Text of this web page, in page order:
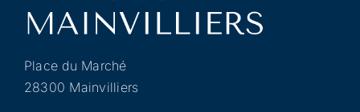
Place du Marché
28300 Mainvilliers